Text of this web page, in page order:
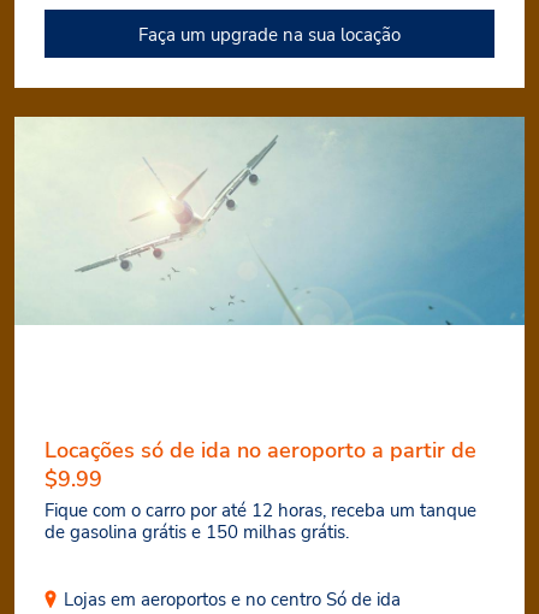
Faça um upgrade na sua locação
Locações só de ida no aeroporto a partir de
$9.99
Fique com o carro por até 12 horas, receba um tanque
de gasolina grátis e 150 milhas grátis.
Lojas em aeroportos e no centro Só de ida